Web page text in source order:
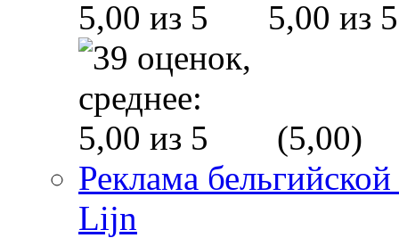
(5,00)
Реклама
Lijn